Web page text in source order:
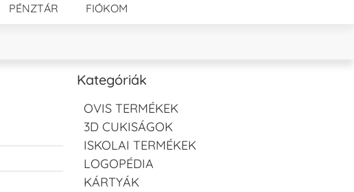
PÉNZTÁR FIÓKOM
Kategóriák
OVIS TERMÉKEK
3D CUKISÁGOK
ISKOLAI TERMÉKEK
LOGOPÉDIA
KÁRTYÁK